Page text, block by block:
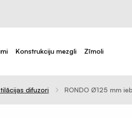
Konstrukciju mezgli Zīmoli
difuzori RONDO Ø125 mm